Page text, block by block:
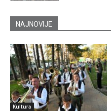
NAJNOVIJE
Kultura